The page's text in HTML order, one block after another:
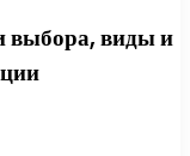
выбора, виды и